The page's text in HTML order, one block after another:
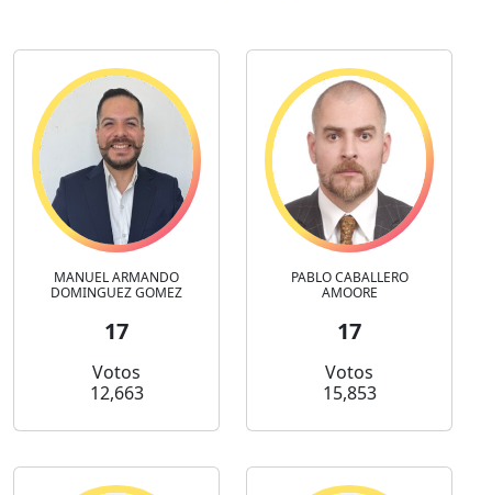
MANUEL ARMANDO
DOMINGUEZ GOMEZ
17
Votos
12,663
PABLO CABALLERO
AMOORE
17
Votos
15,853